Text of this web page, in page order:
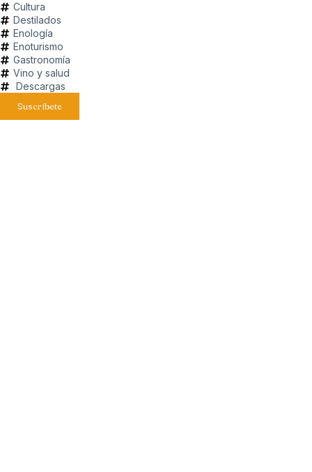
Cultura
Destilados
Enología
Enoturismo
Gastronomía
Vino y salud
Descargas
Suscríbete